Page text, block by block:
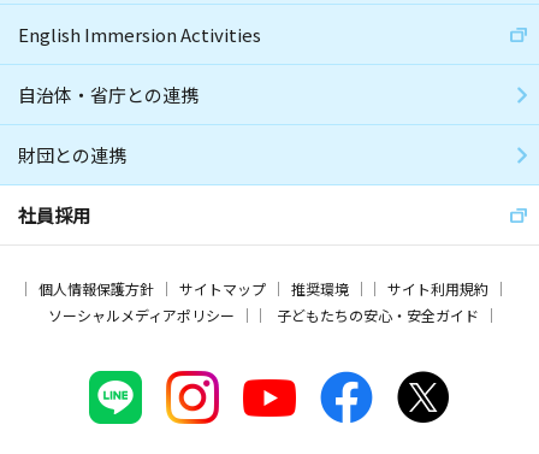
English Immersion Activities
自治体・省庁との連携
財団との連携
社員採用
個人情報保護方針 サイトマップ 推奨環境
サイト利用規約
ソーシャルメディアポリシー
子どもたちの安心・安全ガイド